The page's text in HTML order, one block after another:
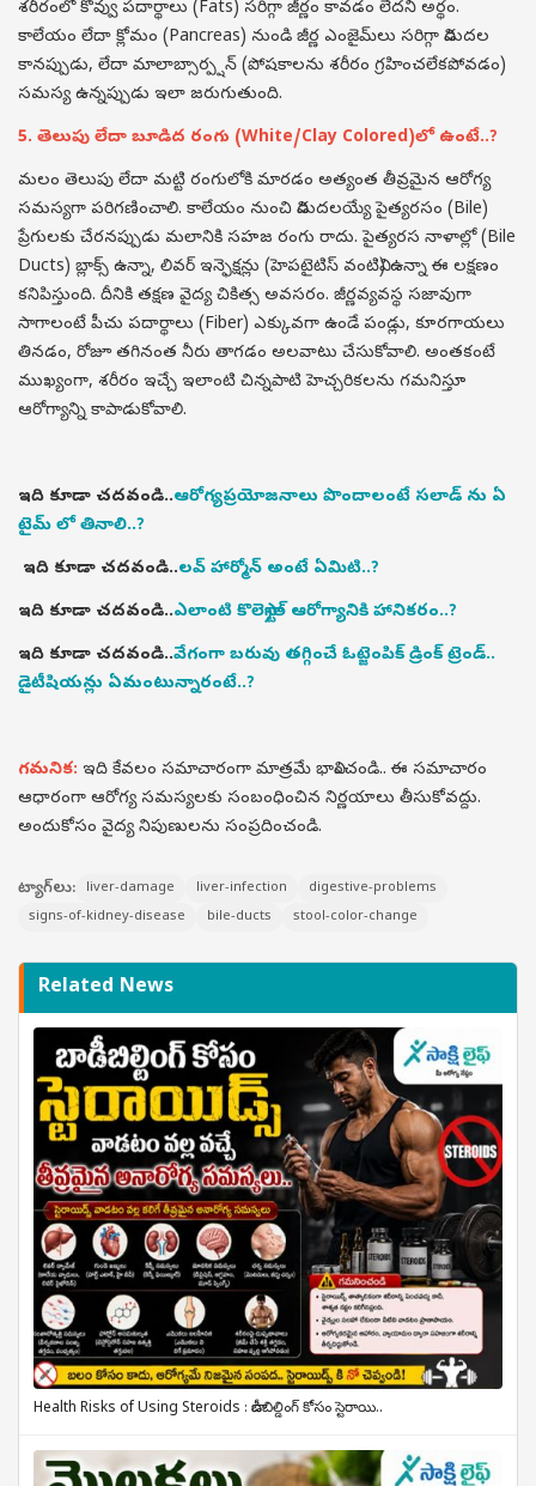
శరీరంలో కొవ్వు పదార్థాలు (Fats) సరిగ్గా జీర్ణం కావడం లేదని అర్థం.
కాలేయం లేదా క్లోమం (Pancreas) నుండి జీర్ణ ఎంజైమ్‌లు సరిగ్గా విడుదల
కానప్పుడు, లేదా మాలాబ్సార్ప్షన్ (పోషకాలను శరీరం గ్రహించలేకపోవడం)
సమస్య ఉన్నప్పుడు ఇలా జరుగుతుంది.
5. తెలుపు లేదా బూడిద రంగు (White/Clay Colored)లో ఉంటే..?
మలం తెలుపు లేదా మట్టి రంగులోకి మారడం అత్యంత తీవ్రమైన ఆరోగ్య
సమస్యగా పరిగణించాలి. కాలేయం నుంచి విడుదలయ్యే పైత్యరసం (Bile)
ప్రేగులకు చేరనప్పుడు మలానికి సహజ రంగు రాదు. పైత్యరస నాళాల్లో (Bile
Ducts) బ్లాక్స్ ఉన్నా, లివర్ ఇన్ఫెక్షన్లు (హెపటైటిస్ వంటివి) ఉన్నా ఈ లక్షణం
కనిపిస్తుంది. దీనికి తక్షణ వైద్య చికిత్స అవసరం. జీర్ణవ్యవస్థ సజావుగా
సాగాలంటే పీచు పదార్థాలు (Fiber) ఎక్కువగా ఉండే పండ్లు, కూరగాయలు
తినడం, రోజూ తగినంత నీరు తాగడం అలవాటు చేసుకోవాలి. అంతకంటే
ముఖ్యంగా, శరీరం ఇచ్చే ఇలాంటి చిన్నపాటి హెచ్చరికలను గమనిస్తూ
ఆరోగ్యాన్ని కాపాడుకోవాలి.
ఇది కూడా చదవండి..ఆరోగ్యప్రయోజనాలు పొందాలంటే సలాడ్ ను ఏ
టైమ్ లో తినాలి..?
ఇది కూడా చదవండి..లవ్ హార్మోన్ అంటే ఏమిటి..?
ఇది కూడా చదవండి..ఎలాంటి కొలెస్ట్రాల్ ఆరోగ్యానికి హానికరం..?
ఇది కూడా చదవండి..వేగంగా బరువు తగ్గించే ఓట్జెంపిక్ డ్రింక్ ట్రెండ్..
డైటీషియన్లు ఏమంటున్నారంటే..?
గమనిక: ఇది కేవలం సమాచారంగా మాత్రమే భావించండి.. ఈ సమాచారం
ఆధారంగా ఆరోగ్య సమస్యలకు సంబంధించిన నిర్ణయాలు తీసుకోవద్దు.
అందుకోసం వైద్య నిపుణులను సంప్రదించండి.
ట్యాగ్‌లు: liver-damage liver-infection
digestive-problems
signs-of-kidney-disease
bile-ducts stool-color-change
Related News
Health Risks of Using Steroids : బాడీబిల్డింగ్ కోసం స్టెరాయి..